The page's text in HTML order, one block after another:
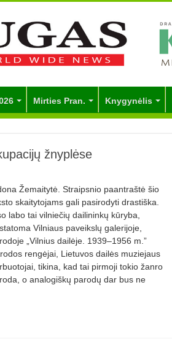
Mirties Pran. Knygynėlis
žnyplėse
Žemaitytė. Straipsnio paantraštė šio
skaitytojams gali pasirodyti drastiška.
labo tai vilniečių dailininkų kūryba,
Vilniaus paveikslų galerijoje,
„Vilnius dailėje. 1939–1956 m.”
rengėjai, Lietuvos dailės muziejaus
tikina, kad tai pirmoji tokio žanro
o analogiškų parodų dar bus ne